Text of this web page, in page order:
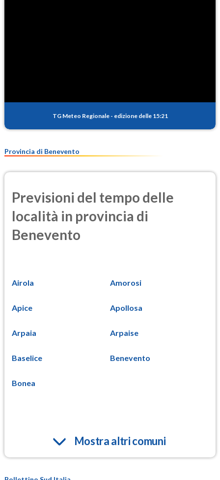
TG Meteo Regionale - edizione delle 15:21
Provincia di Benevento
Previsioni del tempo delle
località in provincia di
Benevento
Airola Amorosi
Apice Apollosa
Arpaia Arpaise
Baselice Benevento
Bonea
Mostra altri comuni